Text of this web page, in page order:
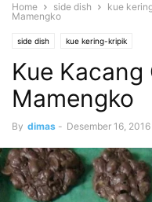
Home side dish kue
Mamengko
side dish kue kering-kripik
Kue
Mamengko
By dimas - Desember 16, 2016